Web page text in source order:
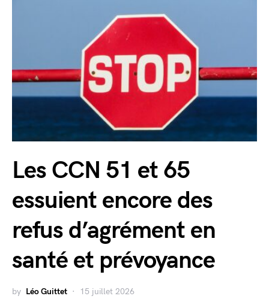
Les CCN 51 et 65
essuient encore des
refus d’agrément en
santé et prévoyance
by Léo Guittet 15 juillet 2026